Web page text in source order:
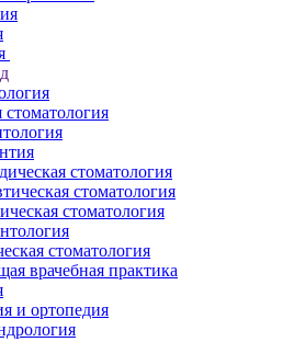
стоматология
стоматология
стоматология
стоматология
стоматология
врачебная практика
и ортопедия